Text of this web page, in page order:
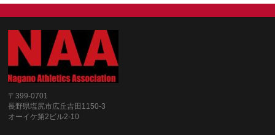
〒399-0701
長野県塩尻市広丘吉田1150-3
オーイケ第2ビル2-10